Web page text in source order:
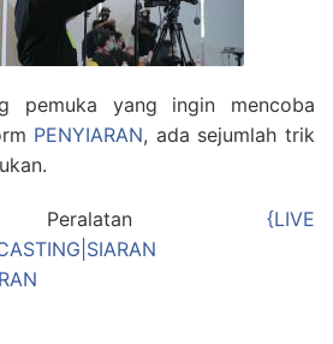
pemuka yang ingin mencoba
PENYIARAN, ada sejumlah trik
Peralatan {LIVE